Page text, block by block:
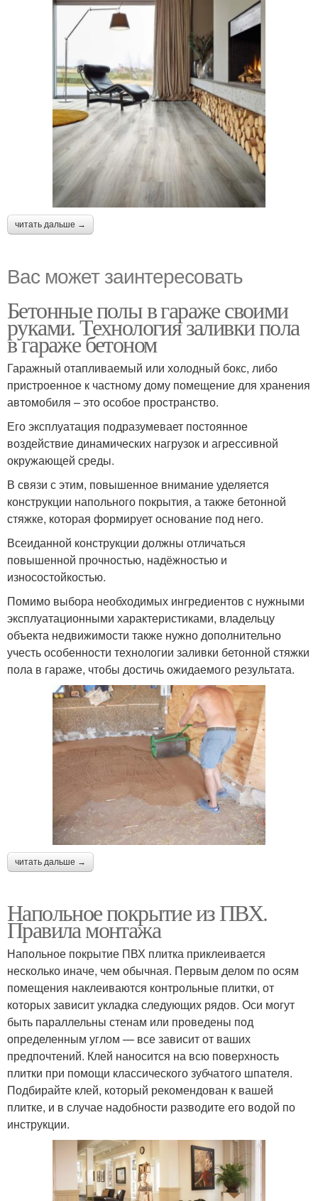
читать дальше →
Вас может заинтересовать
Бетонные полы в гараже своими
руками. Технология заливки пола
в гараже бетоном
Гаражный отапливаемый или холодный бокс, либо
пристроенное к частному дому помещение для хранения
автомобиля – это особое пространство.
Его эксплуатация подразумевает постоянное
воздействие динамических нагрузок и агрессивной
окружающей среды.
В связи с этим, повышенное внимание уделяется
конструкции напольного покрытия, а также бетонной
стяжке, которая формирует основание под него.
Всеиданной конструкции должны отличаться
повышенной прочностью, надёжностью и
износостойкостью.
Помимо выбора необходимых ингредиентов с нужными
эксплуатационными характеристиками, владельцу
объекта недвижимости также нужно дополнительно
учесть особенности технологии заливки бетонной стяжки
пола в гараже, чтобы достичь ожидаемого результата.
читать дальше →
Напольное покрытие из ПВХ.
Правила монтажа
Напольное покрытие ПВХ плитка приклеивается
несколько иначе, чем обычная. Первым делом по осям
помещения наклеиваются контрольные плитки, от
которых зависит укладка следующих рядов. Оси могут
быть параллельны стенам или проведены под
определенным углом — все зависит от ваших
предпочтений. Клей наносится на всю поверхность
плитки при помощи классического зубчатого шпателя.
Подбирайте клей, который рекомендован к вашей
плитке, и в случае надобности разводите его водой по
инструкции.